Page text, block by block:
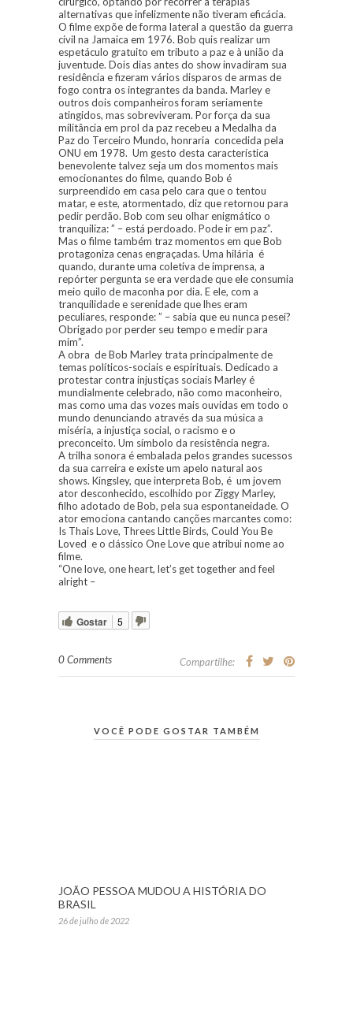
alternativas que infelizmente não tiveram eficácia.
O filme expõe de forma lateral a questão da guerra
civil na Jamaica em 1976. Bob quis realizar um
espetáculo gratuito em tributo a paz e à união da
juventude. Dois dias antes do show invadiram sua
residência e fizeram vários disparos de armas de
fogo contra os integrantes da banda. Marley e
outros dois companheiros foram seriamente
atingidos, mas sobreviveram. Por força da sua
militância em prol da paz recebeu a Medalha da
Paz do Terceiro Mundo, honraria concedida pela
ONU em 1978. Um gesto desta característica
benevolente talvez seja um dos momentos mais
emocionantes do filme, quando Bob é
surpreendido em casa pelo cara que o tentou
matar, e este, atormentado, diz que retornou para
pedir perdão. Bob com seu olhar enigmático o
tranquiliza: ” – está perdoado. Pode ir em paz”.
Mas o filme também traz momentos em que Bob
protagoniza cenas engraçadas. Uma hilária é
quando, durante uma coletiva de imprensa, a
repórter pergunta se era verdade que ele consumia
meio quilo de maconha por dia. E ele, com a
tranquilidade e serenidade que lhes eram
peculiares, responde: ” – sabia que eu nunca pesei?
Obrigado por perder seu tempo e medir para
mim”.
A obra de Bob Marley trata principalmente de
temas políticos-sociais e espirituais. Dedicado a
protestar contra injustiças sociais Marley é
mundialmente celebrado, não como maconheiro,
mas como uma das vozes mais ouvidas em todo o
mundo denunciando através da sua música a
miséria, a injustiça social, o racismo e o
preconceito. Um símbolo da resistência negra.
A trilha sonora é embalada pelos grandes sucessos
da sua carreira e existe um apelo natural aos
shows. Kingsley, que interpreta Bob, é um jovem
ator desconhecido, escolhido por Ziggy Marley,
filho adotado de Bob, pela sua espontaneidade. O
ator emociona cantando canções marcantes como:
Is Thais Love, Threes Little Birds, Could You Be
Loved e o clássico One Love que atribui nome ao
filme.
“One love, one heart, let’s get together and feel
alright –
Gostar 5
0 Comments Compartilhe:
VOCÊ PODE GOSTAR TAMBÉM
JOÃO PESSOA MUDOU A HISTÓRIA DO
BRASIL
26 de julho de 2022